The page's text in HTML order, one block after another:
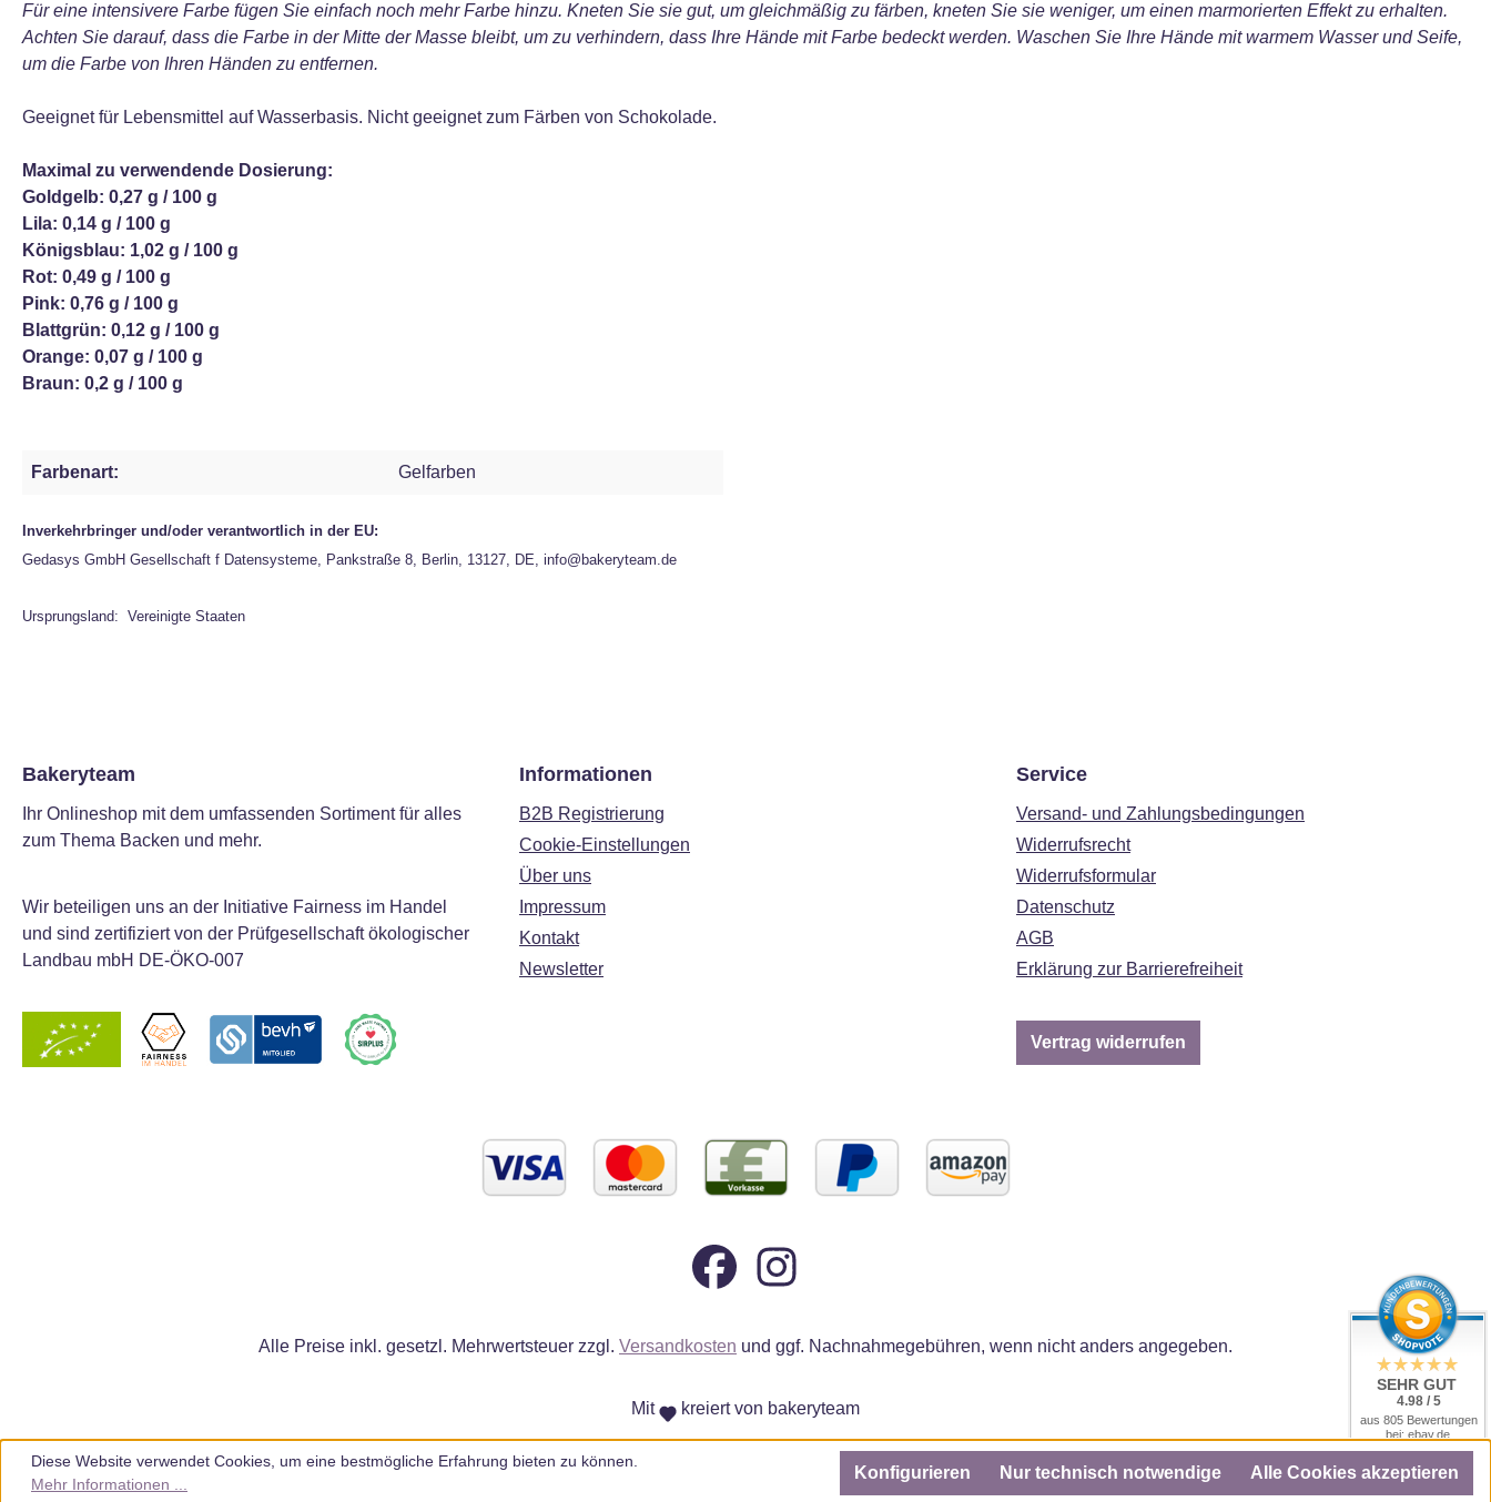
Für eine intensivere Farbe fügen Sie einfach noch mehr Farbe hinzu. Kneten Sie sie gut, um gleichmäßig zu färben, kneten Sie sie weniger, um einen marmorierten Effekt zu erhalten.
Achten Sie darauf, dass die Farbe in der Mitte der Masse bleibt, um zu verhindern, dass Ihre Hände mit Farbe bedeckt werden. Waschen Sie Ihre Hände mit warmem Wasser und Seife,
um die Farbe von Ihren Händen zu entfernen.
Geeignet für Lebensmittel auf Wasserbasis. Nicht geeignet zum Färben von Schokolade.
Maximal zu verwendende Dosierung:
Goldgelb: 0,27 g / 100 g
Lila: 0,14 g / 100 g
Königsblau: 1,02 g / 100 g
Rot: 0,49 g / 100 g
Pink: 0,76 g / 100 g
Blattgrün: 0,12 g / 100 g
Orange: 0,07 g / 100 g
Braun: 0,2 g / 100 g
Farbenart: Gelfarben
Inverkehrbringer und/oder verantwortlich in der EU:
Gedasys GmbH Gesellschaft f Datensysteme, Pankstraße 8, Berlin, 13127, DE, info@bakeryteam.de
Ursprungsland: Vereinigte Staaten
Bakeryteam
Ihr Onlineshop mit dem umfassenden Sortiment für alles
zum Thema Backen und mehr.
Wir beteiligen uns an der Initiative Fairness im Handel
und sind zertifiziert von der Prüfgesellschaft ökologischer
Landbau mbH DE-ÖKO-007
Informationen
B2B Registrierung
Cookie-Einstellungen
Über uns
Impressum
Kontakt
Newsletter
Service
Versand- und Zahlungsbedingungen
Widerrufsrecht
Widerrufsformular
Datenschutz
AGB
Erklärung zur Barrierefreiheit
Vertrag widerrufen
Alle Preise inkl. gesetzl. Mehrwertsteuer zzgl. Versandkosten und ggf. Nachnahmegebühren, wenn nicht anders angegeben.
Mit kreiert von bakeryteam
Diese Website verwendet Cookies, um eine bestmögliche Erfahrung bieten zu können.
Mehr Informationen ...
Nur technisch notwendige
Konfigurieren Alle Cookies akzeptieren
SEHR GUT
4.98 / 5
aus 805 Bewertungen
bei: ebay.de,
amazon.de, amazon.it,
shopvote.de